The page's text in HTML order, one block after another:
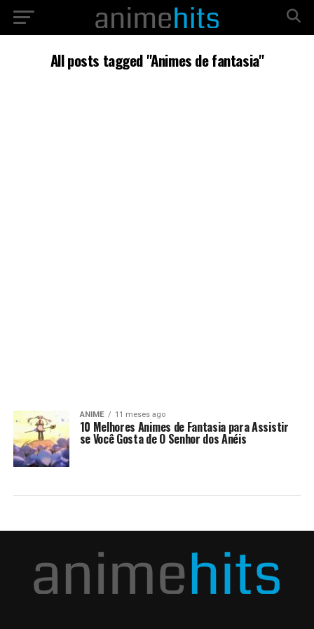
All posts tagged "Animes de fantasia"
ANIME 11 meses ago
10 Melhores Animes de Fantasia para Assistir
se Você Gosta de O Senhor dos Anéis